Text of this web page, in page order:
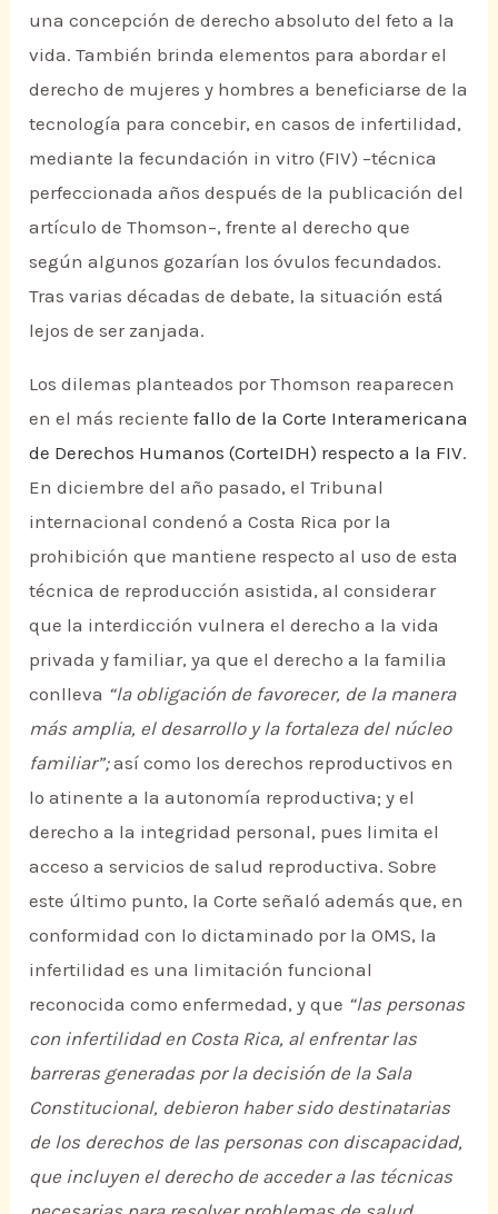
una concepción de derecho absoluto del feto a la
vida. También brinda elementos para abordar el
derecho de mujeres y hombres a beneficiarse de la
tecnología para concebir, en casos de infertilidad,
mediante la fecundación in vitro (FIV) –técnica
perfeccionada años después de la publicación del
artículo de Thomson–, frente al derecho que
según algunos gozarían los óvulos fecundados.
Tras varias décadas de debate, la situación está
lejos de ser zanjada.
Los dilemas planteados por Thomson reaparecen
en el más recientefallo de la Corte Interamericana
de Derechos Humanos (CorteIDH) respecto a la FIV.
En diciembre del año pasado, el Tribunal
internacional condenó a Costa Rica por la
prohibición que mantiene respecto al uso de esta
técnica de reproducción asistida, al considerar
que la interdicción vulnera el derecho a la vida
privada y familiar, ya que el derecho a la familia
conlleva “la obligación de favorecer, de la manera
más amplia, el desarrollo y la fortaleza del núcleo
familiar”;así como los derechos reproductivos en
lo atinente a la autonomía reproductiva; y el
derecho a la integridad personal, pues limita el
acceso a servicios de salud reproductiva. Sobre
este último punto, la Corte señaló además que, en
conformidad con lo dictaminado por la OMS, la
infertilidad es una limitación funcional
reconocida como enfermedad, y que “las personas
con infertilidad en Costa Rica, al enfrentar las
barreras generadas por la decisión de la Sala
Constitucional, debieron haber sido destinatarias
de los derechos de las personas con discapacidad,
que incluyen el derecho de acceder a las técnicas